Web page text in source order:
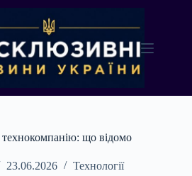
технокомпанію: що відомо
23.06.2026 Технології